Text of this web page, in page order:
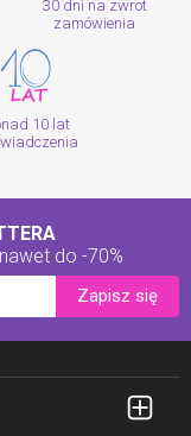
30 dni na zwrot
zamówienia
10 lat
nawet do -70%
Zapisz się